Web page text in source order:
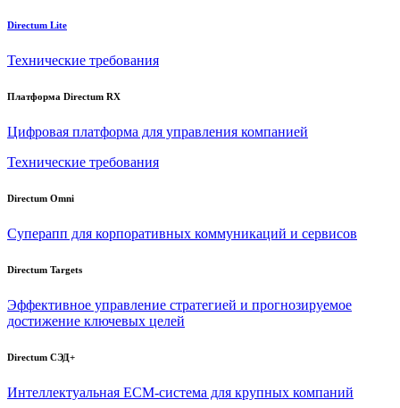
Directum Lite
Технические требования
Платформа Directum RX
Цифровая платформа для управления компанией
Технические требования
Directum Omni
Суперапп для корпоративных коммуникаций и сервисов
Directum Targets
Эффективное управление стратегией и прогнозируемое
достижение ключевых целей
Directum СЭД+
Интеллектуальная ECM-система для крупных компаний